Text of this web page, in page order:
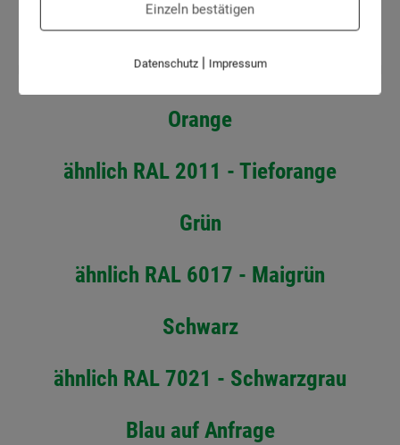
Leergewicht
Orange
ähnlich RAL 2011 - Tieforange
Grün
ähnlich RAL 6017 - Maigrün
Schwarz
ähnlich RAL 7021 - Schwarzgrau
Blau auf Anfrage
Einzeln bestätigen
Datenschutz| Impressum